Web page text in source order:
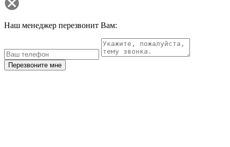
Наш менеджер перезвонит Вам:
Перезвоните мне